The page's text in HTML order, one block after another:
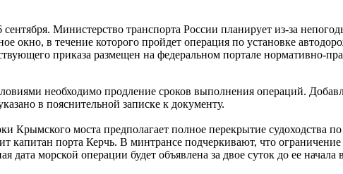
Министерство транспорта России планирует из-за
окно, в течение которого пройдет операция по установке
приказа размещен на федеральном портале нормативно-
необходимо продление сроков выполнения операций.
в пояснительной записке к документу.
Крымского моста предполагает полное перекрытие судоходства
капитан порта Керчь. В минтрансе подчеркивают, что
дата морской операции будет объявлена за двое суток до ее начала